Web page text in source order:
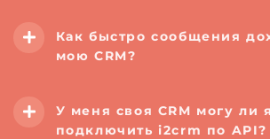
Как быстро сообщения
мою CRM?
У меня своя CRM могу ли я
подключить i2crm по API?